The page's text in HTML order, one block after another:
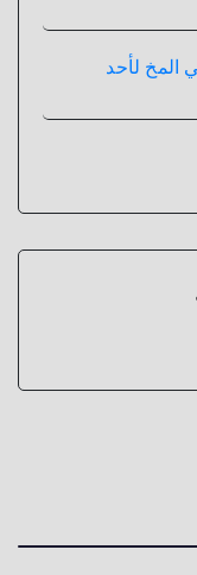
المخ لأحد